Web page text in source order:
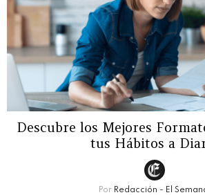
Descubre los Mejores
tus Hábitos a
Por Redacción - El